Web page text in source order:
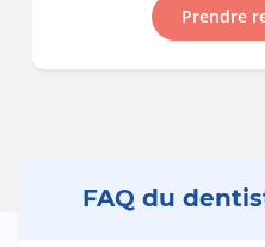
Prendre
FAQ du